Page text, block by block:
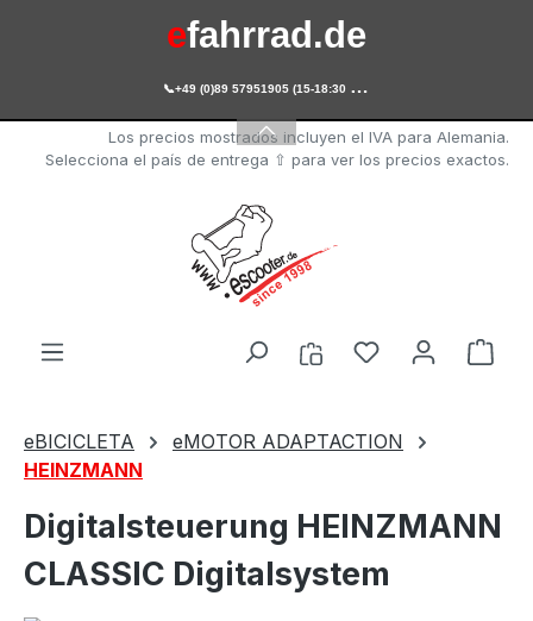
Saltar al contenido principal
escooter.de
efahrrad.de

+49 (0)89 57951905 (15-18:30 Uhr)
Los precios mostrados incluyen el IVA para Alemania.
Selecciona el país de entrega ⇧ para ver los precios exactos.
Tienes 0 El
eBICICLETA
eMOTOR ADAPTACTION
HEINZMANN
Digitalsteuerung HEINZMANN
CLASSIC Digitalsystem